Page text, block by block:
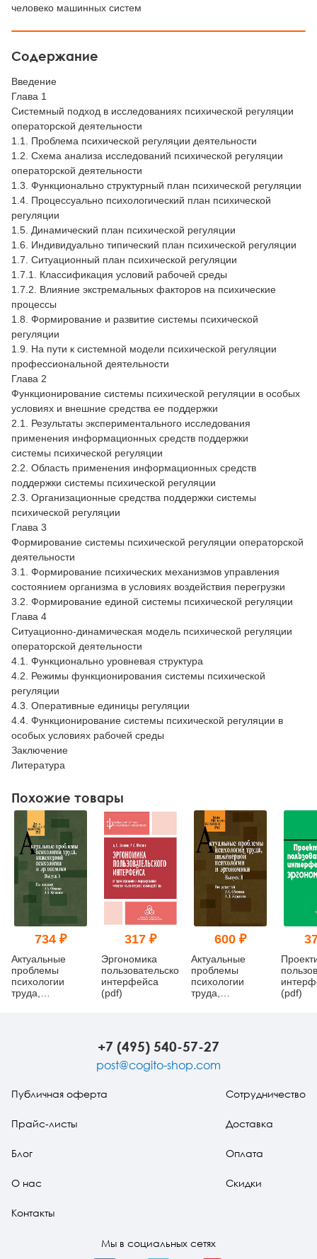
человеко машинных систем
Содержание
Введение
Глава 1
Системный подход в исследованиях психической регуляции
операторской деятельности
1.1. Проблема психической регуляции деятельности
1.2. Схема анализа исследований психической регуляции
операторской деятельности
1.3. Функционально структурный план психической регуляции
1.4. Процессуально психологический план психической
регуляции
1.5. Динамический план психической регуляции
1.6. Индивидуально типический план психической регуляции
1.7. Ситуационный план психической регуляции
1.7.1. Классификация условий рабочей среды
1.7.2. Влияние экстремальных факторов на психические
процессы
1.8. Формирование и развитие системы психической
регуляции
1.9. На пути к системной модели психической регуляции
профессиональной деятельности
Глава 2
Функционирование системы психической регуляции в особых
условиях и внешние средства ее поддержки
2.1. Результаты экспериментального исследования
применения информационных средств поддержки
системы психической регуляции
2.2. Область применения информационных средств
поддержки системы психической регуляции
2.3. Организационные средства поддержки системы
психической регуляции
Глава 3
Формирование системы психической регуляции операторской
деятельности
3.1. Формирование психических механизмов управления
состоянием организма в условиях воздействия перегрузки
3.2. Формирование единой системы психической регуляции
Глава 4
Ситуационно-динамическая модель психической регуляции
операторской деятельности
4.1. Функционально уровневая структура
4.2. Режимы функционирования системы психической
регуляции
4.3. Оперативные единицы регуляции
4.4. Функционирование системы психической регуляции в
особых условиях рабочей среды
Заключение
Литература
Похожие товары
734 ₽
Актуальные
проблемы
психологии
труда,
317 ₽
Эргономика
пользовательского
интерфейса
(pdf)
600 ₽
Актуальные
проблемы
психологии
труда,
(pdf)
+7 (495) 540-57-27
post@cogito-shop.com
Публичная оферта
Прайс-листы
Блог
О нас
Контакты
Сотрудничество
Доставка
Оплата
Скидки
Мы в социальных сетях